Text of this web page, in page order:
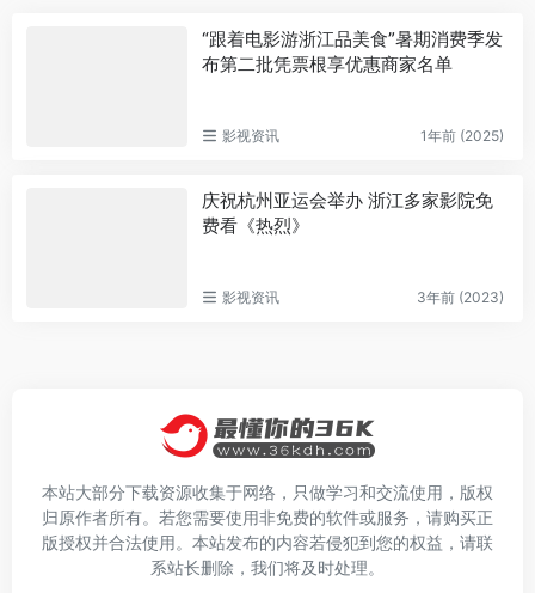
“跟着电影游浙江品美食”暑期消费季发
布第二批凭票根享优惠商家名单
影视资讯 1年前 (2025)
庆祝杭州亚运会举办 浙江多家影院免
费看《热烈》
影视资讯 3年前 (2023)
本站大部分下载资源收集于网络，只做学习和交流使用，版权
归原作者所有。若您需要使用非免费的软件或服务，请购买正
版授权并合法使用。本站发布的内容若侵犯到您的权益，请联
系站长删除，我们将及时处理。